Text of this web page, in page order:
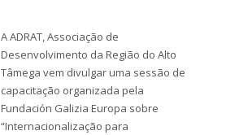
A ADRAT, Associação de
Desenvolvimento da Região do Alto
Tâmega vem divulgar uma sessão de
capacitação organizada pela
Fundación Galizia Europa sobre
“Internacionalização para